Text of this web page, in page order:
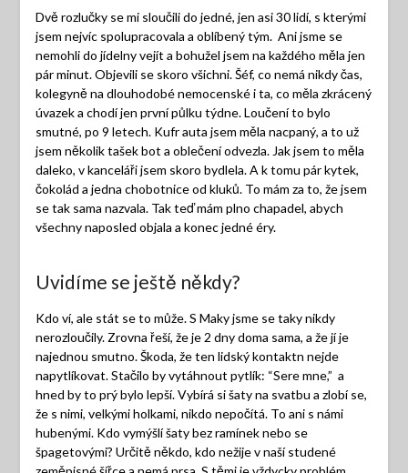
Dvě rozlučky se mi sloučili do jedné, jen asi 30 lidí, s kterými
jsem nejvíc spolupracovala a oblíbený tým. Ani jsme se
nemohli do jídelny vejít a bohužel jsem na každého měla jen
pár minut. Objevili se skoro všichni. Šéf, co nemá nikdy čas,
kolegyně na dlouhodobé nemocenské i ta, co měla zkrácený
úvazek a chodí jen první půlku týdne. Loučení to bylo
smutné, po 9 letech. Kufr auta jsem měla nacpaný, a to už
jsem několik tašek bot a oblečení odvezla. Jak jsem to měla
daleko, v kanceláři jsem skoro bydlela. A k tomu pár kytek,
čokolád a jedna chobotnice od kluků. To mám za to, že jsem
se tak sama nazvala. Tak teď mám plno chapadel, abych
všechny naposled objala a konec jedné éry.
Uvidíme se ještě někdy?
Kdo ví, ale stát se to může. S Maky jsme se taky nikdy
nerozloučily. Zrovna řeší, že je 2 dny doma sama, a že jí je
najednou smutno. Škoda, že ten lidský kontaktn nejde
napytlíkovat. Stačilo by vytáhnout pytlík: “Sere mne,” a
hned by to prý bylo lepší. Vybírá si šaty na svatbu a zlobí se,
že s nimi, velkými holkami, nikdo nepočítá. To ani s námi
hubenými. Kdo vymýšlí šaty bez ramínek nebo se
špagetovými? Určitě někdo, kdo nežije v naší studené